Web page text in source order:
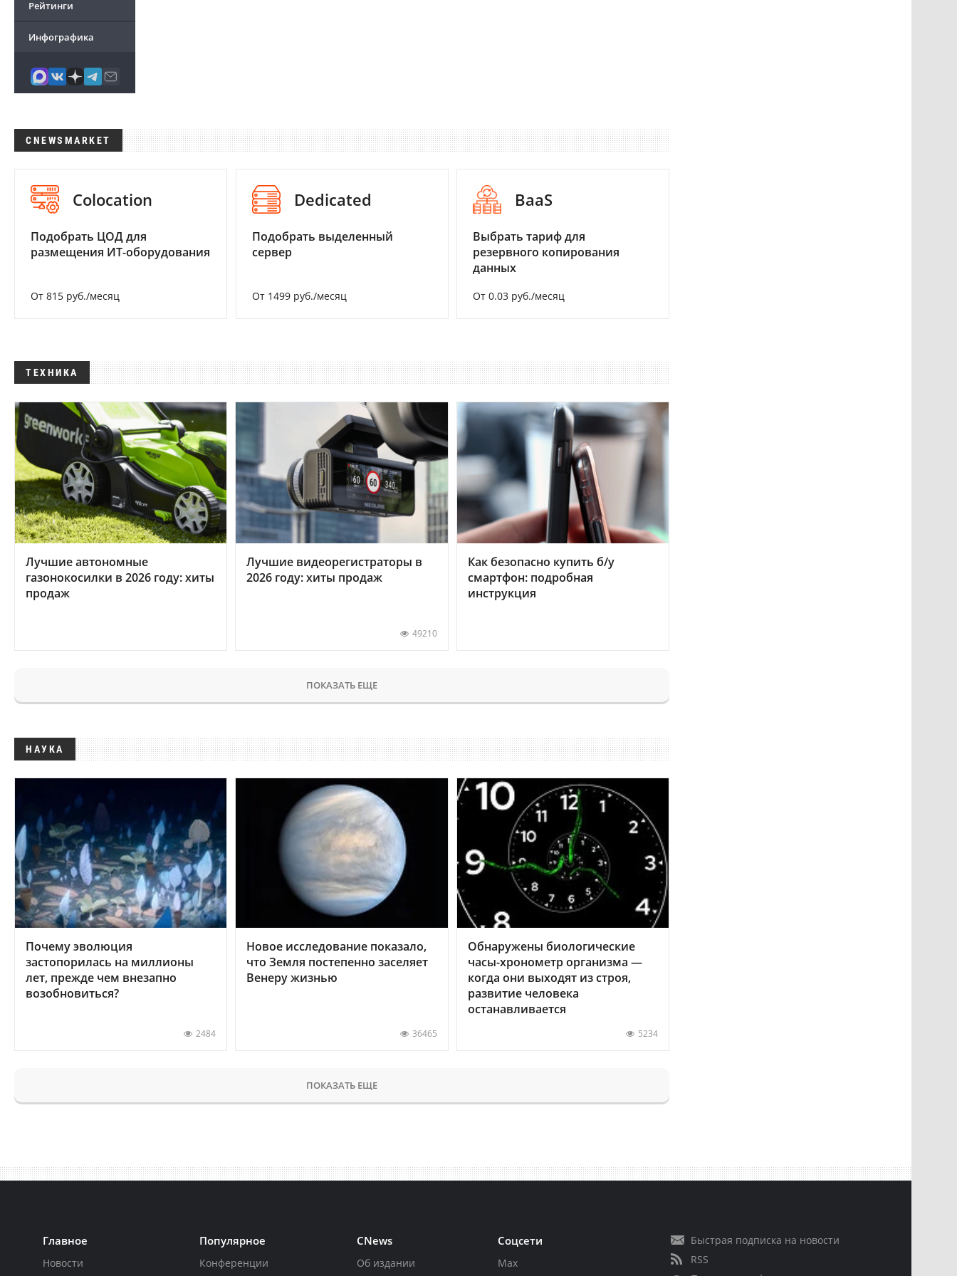
Рейтинги
Инфографика
CNEWSMARKET
Colocation
Подобрать ЦОД для
размещения ИТ-оборудования
От 815 руб./месяц
Dedicated
Подобрать выделенный
сервер
От 1499 руб./месяц
BaaS
Выбрать тариф для
резервного копирования
данных
От 0.03 руб./месяц
ТЕХНИКА
Лучшие автономные
газонокосилки в 2026 году: хиты
продаж
Лучшие видеорегистраторы в
2026 году: хиты продаж
49210
Как безопасно купить б/у
смартфон: подробная
инструкция
ПОКАЗАТЬ ЕЩЕ
НАУКА
Почему эволюция
застопорилась на миллионы
лет, прежде чем внезапно
возобновиться?
2484
Новое исследование показало,
что Земля постепенно заселяет
Венеру жизнью
36465
Обнаружены биологические
часы-хронометр организма —
когда они выходят из строя,
развитие человека
останавливается
5234
ПОКАЗАТЬ ЕЩЕ
Главное
Новости
Популярное
Конференции
CNews
Об издании
Соцсети
Max
Быстрая подписка на новости
RSS